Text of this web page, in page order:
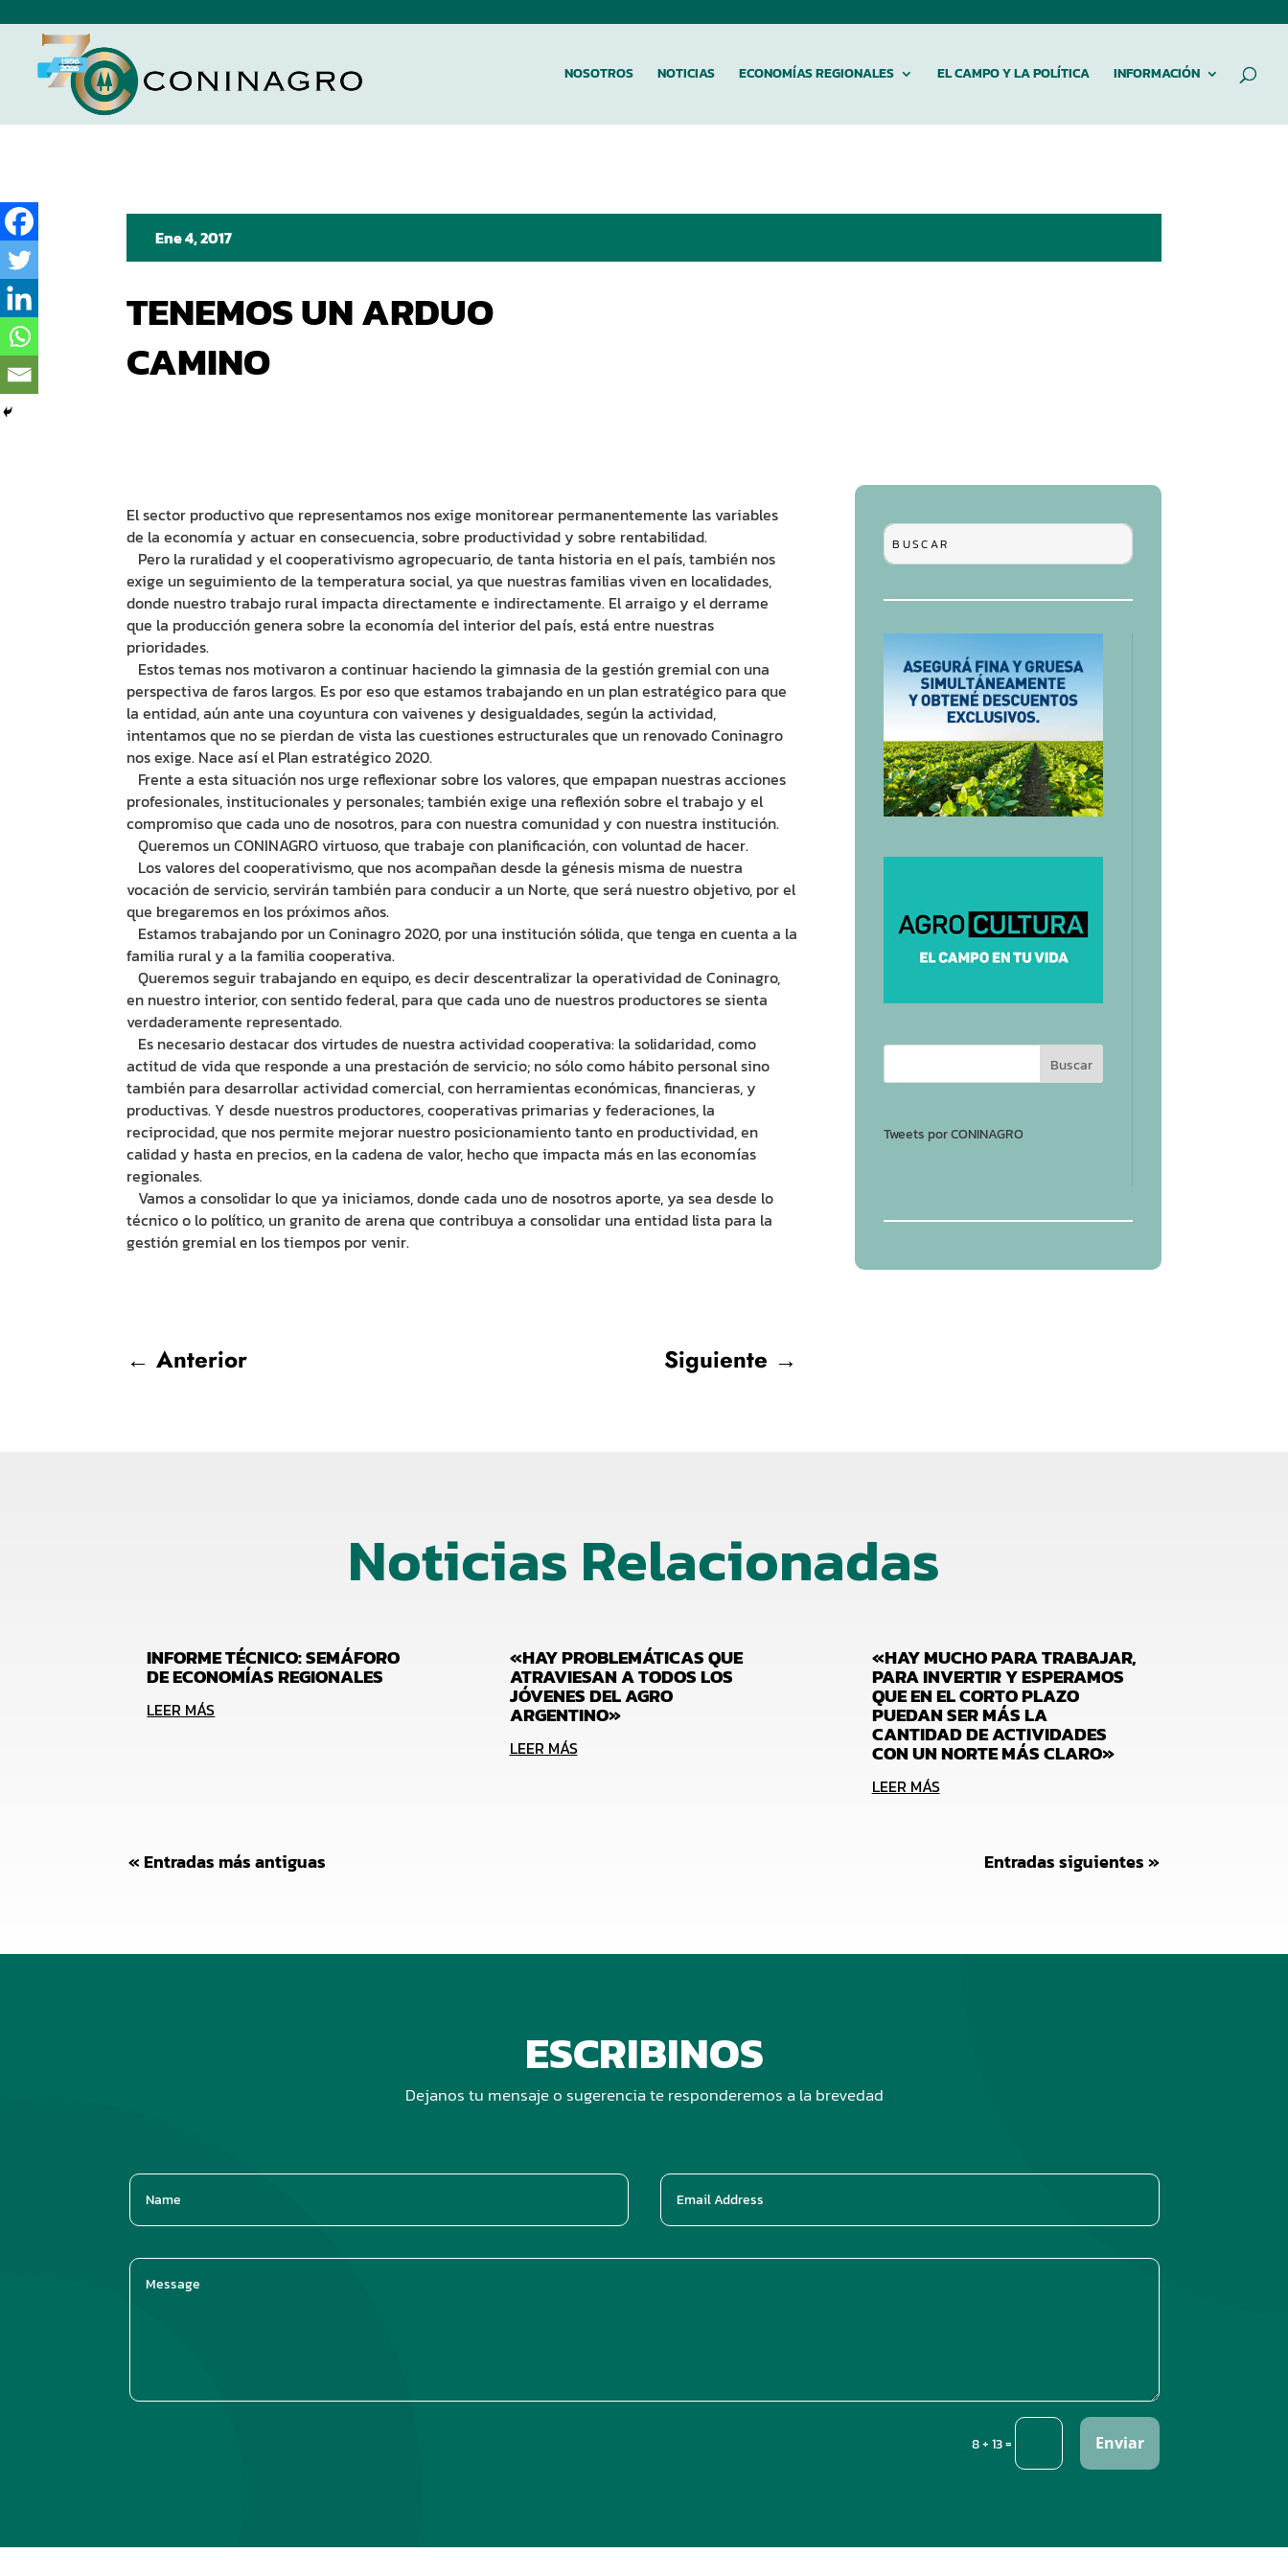
NOSOTROS NOTICIAS ECONOMÍAS REGIONALES EL CAMPO Y LA POLÍTICA INFORMACIÓN
Ene 4, 2017
TENEMOS UN ARDUO
CAMINO
El sector productivo que representamos nos exige monitorear permanentemente las variables
de la economía y actuar en consecuencia, sobre productividad y sobre rentabilidad.
Pero la ruralidad y el cooperativismo agropecuario, de tanta historia en el país, también nos
exige un seguimiento de la temperatura social, ya que nuestras familias viven en localidades,
donde nuestro trabajo rural impacta directamente e indirectamente. El arraigo y el derrame
que la producción genera sobre la economía del interior del país, está entre nuestras
prioridades.
Estos temas nos motivaron a continuar haciendo la gimnasia de la gestión gremial con una
perspectiva de faros largos. Es por eso que estamos trabajando en un plan estratégico para que
la entidad, aún ante una coyuntura con vaivenes y desigualdades, según la actividad,
intentamos que no se pierdan de vista las cuestiones estructurales que un renovado Coninagro
nos exige. Nace así el Plan estratégico 2020.
Frente a esta situación nos urge reflexionar sobre los valores, que empapan nuestras acciones
profesionales, institucionales y personales; también exige una reflexión sobre el trabajo y el
compromiso que cada uno de nosotros, para con nuestra comunidad y con nuestra institución.
Queremos un CONINAGRO virtuoso, que trabaje con planificación, con voluntad de hacer.
Los valores del cooperativismo, que nos acompañan desde la génesis misma de nuestra
vocación de servicio, servirán también para conducir a un Norte, que será nuestro objetivo, por el
que bregaremos en los próximos años.
Estamos trabajando por un Coninagro 2020, por una institución sólida, que tenga en cuenta a la
familia rural y a la familia cooperativa.
Queremos seguir trabajando en equipo, es decir descentralizar la operatividad de Coninagro,
en nuestro interior, con sentido federal, para que cada uno de nuestros productores se sienta
verdaderamente representado.
Es necesario destacar dos virtudes de nuestra actividad cooperativa: la solidaridad, como
actitud de vida que responde a una prestación de servicio; no sólo como hábito personal sino
también para desarrollar actividad comercial, con herramientas económicas, financieras, y
productivas. Y desde nuestros productores, cooperativas primarias y federaciones, la
reciprocidad, que nos permite mejorar nuestro posicionamiento tanto en productividad, en
calidad y hasta en precios, en la cadena de valor, hecho que impacta más en las economías
regionales.
Vamos a consolidar lo que ya iniciamos, donde cada uno de nosotros aporte, ya sea desde lo
técnico o lo político, un granito de arena que contribuya a consolidar una entidad lista para la
gestión gremial en los tiempos por venir.
← Anterior Siguiente →
Tweets por CONINAGRO
Noticias Relacionadas
INFORME TÉCNICO: SEMÁFORO
DE ECONOMÍAS REGIONALES
LEER MÁS
«HAY PROBLEMÁTICAS QUE
ATRAVIESAN A TODOS LOS
JÓVENES DEL AGRO
ARGENTINO»
LEER MÁS
«HAY MUCHO PARA TRABAJAR,
PARA INVERTIR Y ESPERAMOS
QUE EN EL CORTO PLAZO
PUEDAN SER MÁS LA
CANTIDAD DE ACTIVIDADES
CON UN NORTE MÁS CLARO»
LEER MÁS
« Entradas más antiguas Entradas siguientes »
ESCRIBINOS
Dejanos tu mensaje o sugerencia te responderemos a la brevedad
8 + 13= Enviar